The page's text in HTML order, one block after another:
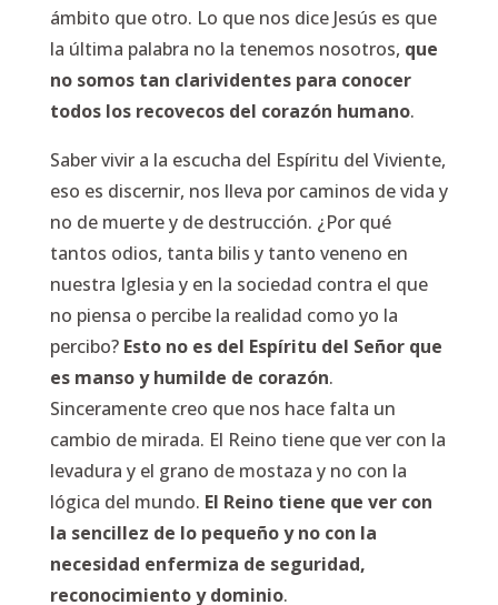
ámbito que otro. Lo que nos dice Jesús es que
la última palabra no la tenemos nosotros, que
no somos tan clarividentes para conocer
todos los recovecos del corazón humano.
Saber vivir a la escucha del Espíritu del Viviente,
eso es discernir, nos lleva por caminos de vida y
no de muerte y de destrucción. ¿Por qué
tantos odios, tanta bilis y tanto veneno en
nuestra Iglesia y en la sociedad contra el que
no piensa o percibe la realidad como yo la
percibo? Esto no es del Espíritu del Señor que
es manso y humilde de corazón.
Sinceramente creo que nos hace falta un
cambio de mirada. El Reino tiene que ver con la
levadura y el grano de mostaza y no con la
lógica del mundo. El Reino tiene que ver con
la sencillez de lo pequeño y no con la
necesidad enfermiza de seguridad,
reconocimiento y dominio.